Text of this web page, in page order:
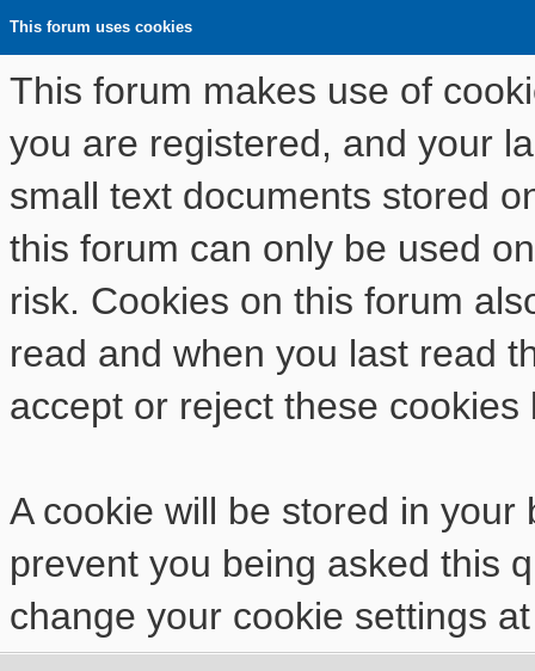
This forum uses cookies
This forum makes use of
you are registered, and your
small text documents stored
this forum can only be used
risk. Cookies on this forum
read and when you last read
accept or reject these cookies
A cookie will be stored in
prevent you being asked this
change your cookie settings